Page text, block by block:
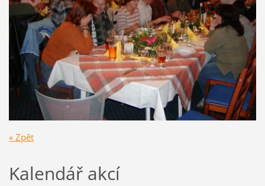
« Zpět
Kalendář akcí